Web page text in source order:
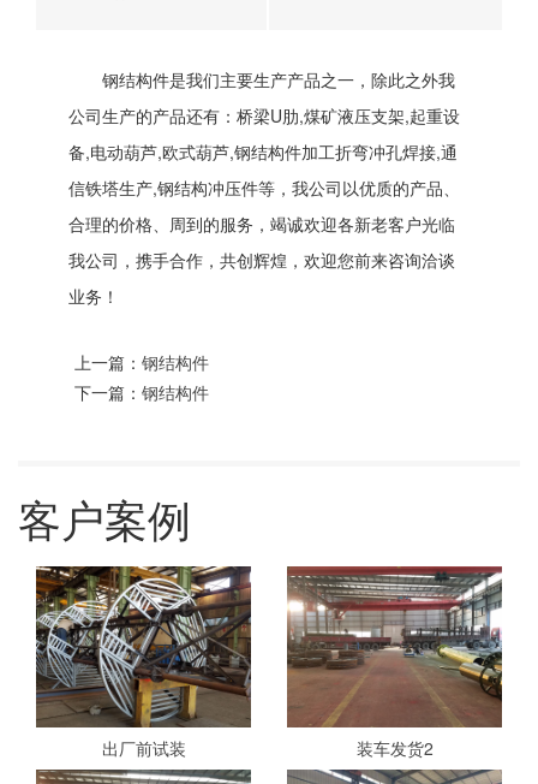
钢结构件是我们主要生产产品之一，除此之外我
公司生产的产品还有：桥梁U肋,煤矿液压支架,起重设
备,电动葫芦,欧式葫芦,钢结构件加工折弯冲孔焊接,通
信铁塔生产,钢结构冲压件等，我公司以优质的产品、
合理的价格、周到的服务，竭诚欢迎各新老客户光临
我公司，携手合作，共创辉煌，欢迎您前来咨询洽谈
业务！
上一篇： 钢结构件
下一篇： 钢结构件
客户案例
出厂前试装 装车发货2